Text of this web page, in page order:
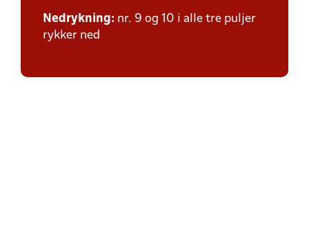
Nedrykning: nr. 9 og 10 i alle tre puljer
rykker ned